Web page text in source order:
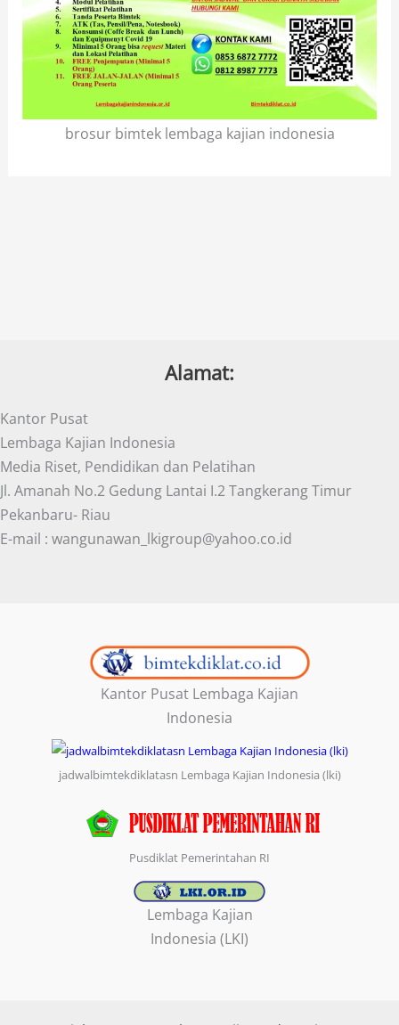
brosur bimtek lembaga kajian indonesia
Alamat:
Kantor Pusat
Lembaga Kajian Indonesia
Media Riset, Pendidikan dan Pelatihan
Jl. Amanah No.2 Gedung Lantai I.2 Tangkerang Timur
Pekanbaru- Riau
E-mail : wangunawan_lkigroup@yahoo.co.id
Kantor Pusat Lembaga Kajian
Indonesia
jadwalbimtekdiklatasn Lembaga Kajian Indonesia (lki)
Pusdiklat Pemerintahan RI
Lembaga Kajian
Indonesia (LKI)